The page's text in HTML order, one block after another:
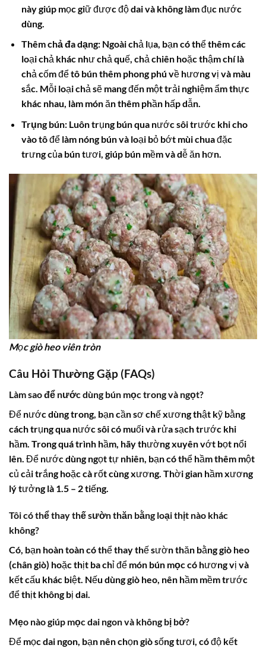
này giúp mọc giữ được độ dai và không làm đục nước
dùng.
Thêm chả đa dạng:Ngoài chả lụa, bạn có thể thêm các
loại chả khác như chả quế, chả chiên hoặc thậm chí là
chả cốm để tô bún thêm phong phú về hương vị và màu
sắc. Mỗi loại chả sẽ mang đến một trải nghiệm ẩm thực
khác nhau, làm món ăn thêm phần hấp dẫn.
Trụng bún:Luôn trụng bún qua nước sôi trước khi cho
vào tô để làm nóng bún và loại bỏ bớt mùi chua đặc
trưng của bún tươi, giúp bún mềm và dễ ăn hơn.
Mọc giò heo viên tròn
Câu Hỏi Thường Gặp (FAQs)
Làm sao để nước dùng bún mọc trong và ngọt?
Để nước dùng trong, bạn cần sơ chế xương thật kỹ bằng
cách trụng qua nước sôi có muối và rửa sạch trước khi
hầm. Trong quá trình hầm, hãy thường xuyên vớt bọt nổi
lên. Để nước dùng ngọt tự nhiên, bạn có thể hầm thêm một
củ cải trắng hoặc cà rốt cùng xương. Thời gian hầm xương
lý tưởng là 1.5 – 2 tiếng.
Tôi có thể thay thế sườn thăn bằng loại thịt nào khác
không?
Có, bạn hoàn toàn có thể thay thế sườn thăn bằng giò heo
(chân giò) hoặc thịt ba chỉ để món bún mọccó hương vị và
kết cấu khác biệt. Nếu dùng giò heo, nên hầm mềm trước
để thịt không bị dai.
Mẹo nào giúp mọc dai ngon và không bị bở?
Để mọc dai ngon, bạn nên chọn giò sống tươi, có độ kết